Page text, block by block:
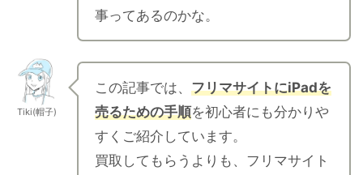
事ってあるのかな。
Tiki(帽子)
この記事では、 フリマサイトにiPadを
売るための手順を初心者にも分かりや
すくご紹介しています。
買取してもらうよりも、フリマサイト